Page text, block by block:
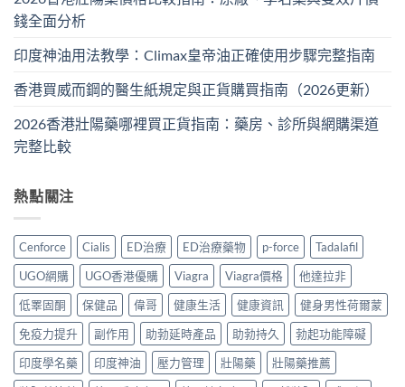
錢全面分析
印度神油用法教學：Climax皇帝油正確使用步驟完整指南
香港買威而鋼的醫生紙規定與正貨購買指南（2026更新）
2026香港壯陽藥哪裡買正貨指南：藥房、診所與網購渠道
完整比較
熱點關注
Cenforce Cialis ED治療 ED治療藥物 p-force
Tadalafil
UGO網購
UGO香港優購 Viagra Viagra價格
他達拉非
低睪固酮
保健品 偉哥 健康生活 健康資訊
健身男性荷爾蒙
免疫力提升
副作用 助勃延時產品 助勃持久
勃起功能障礙
印度學名藥
印度神油 壓力管理 壯陽藥
壯陽藥推薦